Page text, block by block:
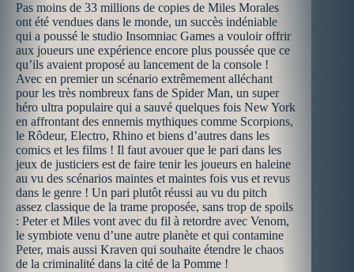
Pas moins de 33 millions de copies de Miles Morales
ont été vendues dans le monde, un succès indéniable
qui a poussé le studio Insomniac Games a vouloir offrir
aux joueurs une expérience encore plus poussée que ce
qu’ils avaient proposé au lancement de la console !
Avec en premier un scénario extrêmement alléchant
pour les très nombreux fans de Spider Man, un super
héro ultra populaire qui a sauvé quelques fois New York
en affrontant des ennemis mythiques comme Scorpions,
le Rôdeur, Electro, Rhino et biens d’autres dans les
comics et les films ! Il faut avouer que le pari dans les
jeux de justiciers est de faire tenir les joueurs en haleine
au vu des scénarios maintes et maintes fois vus et revus
dans le genre ! Un pari plutôt réussi au vu du pitch
assez classique de la trame proposée, sans trop de spoils
: Peter et Miles vont avec du fil à retordre avec Venom,
le symbiote venu d’une autre planète et qui contamine
Peter, mais aussi Kraven qui souhaite étendre le chaos
de la criminalité dans la cité de la Pomme !